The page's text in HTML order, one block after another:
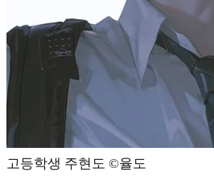
고등학생 주현도 ©️율도